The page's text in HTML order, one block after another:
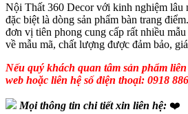
Nội Thất 360 Decor với kinh nghiệm lâu
đặc biệt là dòng sản phẩm bàn trang
đơn vị tiên phong cung cấp rất nhiều
về mẫu mã, chất lượng được đảm bảo,
Nếu quý khách quan tâm sản phẩm
web hoặc liên hệ số điện thoại: 0918
Mọi thông tin chi tiết xin liên hệ: ❤️